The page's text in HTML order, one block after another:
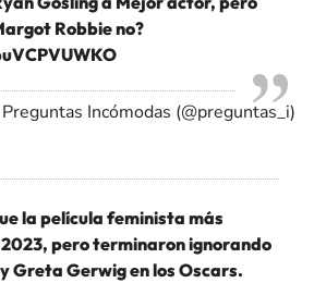
Robbie no?
Incómodas (@preguntas_i)
la película feminista más
pero terminaron ignorando
Greta Gerwig en los Oscars.